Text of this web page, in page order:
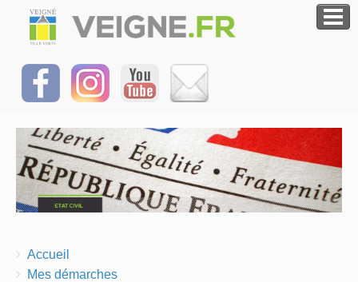
Breadcrumbs
You
are
Accueil
Mes démarches